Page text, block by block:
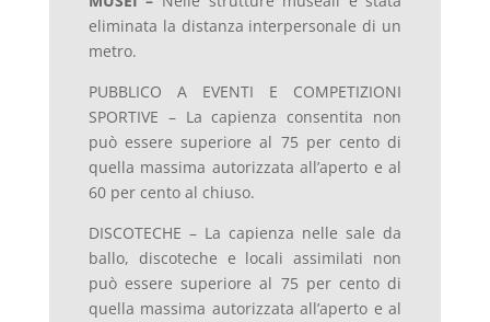
eliminata la distanza interpersonale di un
metro.
PUBBLICO A EVENTI E COMPETIZIONI
SPORTIVE – La capienza consentita non
può essere superiore al 75 per cento di
quella massima autorizzata all’aperto e al
60 per cento al chiuso.
DISCOTECHE – La capienza nelle sale da
ballo, discoteche e locali assimilati non
può essere superiore al 75 per cento di
quella massima autorizzata all’aperto e al